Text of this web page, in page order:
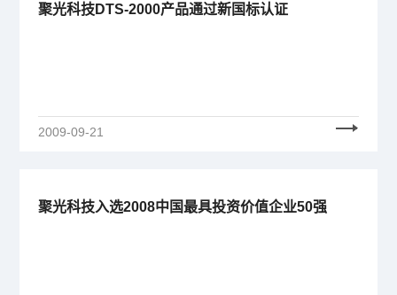
聚光科技DTS-2000产品通过新国标认证
2009-09-21
聚光科技入选2008中国最具投资价值企业50强